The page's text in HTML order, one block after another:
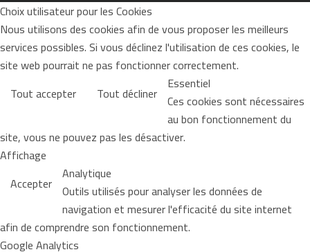
Choix utilisateur pour les Cookies
Nous utilisons des cookies afin de vous proposer les meilleurs
services possibles. Si vous déclinez l'utilisation de ces cookies, le
site web pourrait ne pas fonctionner correctement.
Tout accepter
Tout décliner Essentiel
Ces cookies sont nécessaires
au bon fonctionnement du
site, vous ne pouvez pas les désactiver.
Affichage
Accepter Analytique
Outils utilisés pour analyser les données de
navigation et mesurer l'efficacité du site internet
afin de comprendre son fonctionnement.
Google Analytics